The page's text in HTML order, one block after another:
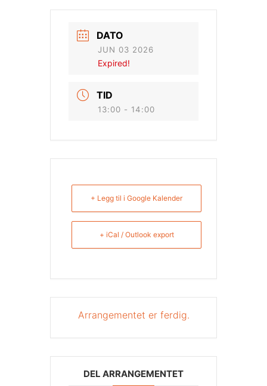
DATO
JUN 03 2026
Expired!
TID
13:00 - 14:00
+ Legg til i Google Kalender
+ iCal / Outlook export
Arrangementet er ferdig.
DEL ARRANGEMENTET